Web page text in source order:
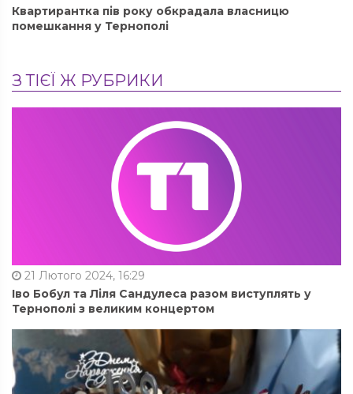
Квартирантка пів року обкрадала власницю
помешкання у Тернополі
З ТІЄЇ Ж РУБРИКИ
21 Лютого 2024, 16:29
Іво Бобул та Ліля Сандулеса разом виступлять у
Тернополі з великим концертом